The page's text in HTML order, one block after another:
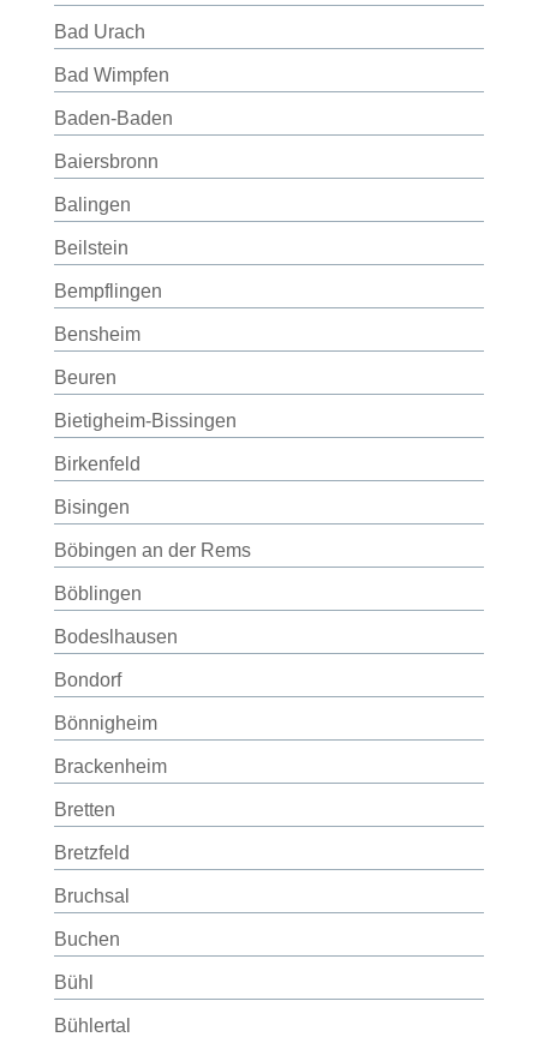
Bad Urach
Bad Wimpfen
Baden-Baden
Baiersbronn
Balingen
Beilstein
Bempflingen
Bensheim
Beuren
Bietigheim-Bissingen
Birkenfeld
Bisingen
Böbingen an der Rems
Böblingen
Bodeslhausen
Bondorf
Bönnigheim
Brackenheim
Bretten
Bretzfeld
Bruchsal
Buchen
Bühl
Bühlertal